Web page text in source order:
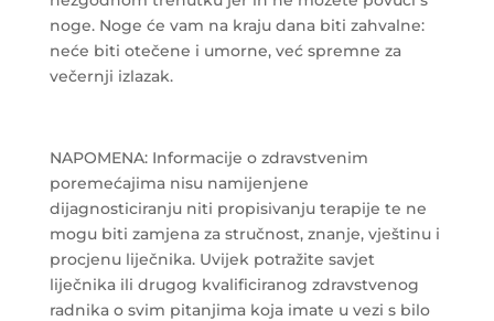
noge. Noge će vam na kraju dana biti zahvalne:
neće biti otečene i umorne, već spremne za
večernji izlazak.
NAPOMENA: Informacije o zdravstvenim
poremećajima nisu namijenjene
dijagnosticiranju niti propisivanju terapije te ne
mogu biti zamjena za stručnost, znanje, vještinu i
procjenu liječnika. Uvijek potražite savjet
liječnika ili drugog kvalificiranog zdravstvenog
radnika o svim pitanjima koja imate u vezi s bilo